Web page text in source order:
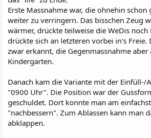
Erste Massnahme war, die ohnehin
weiter zu verringern. Das bisschen Zeug
wärmer, drückte teilweise die WeDis
drückte sich an letzteren vorbei in's Freie.
zwar erkannt, die Gegenmassnahme aber
Kindergarten.
Danach kam die Variante mit der Einfüll-/
"0900 Uhr". Die Position war der
geschuldet. Dort konnte man am
"nachbessern". Zum Ablassen kann man
abklappen.